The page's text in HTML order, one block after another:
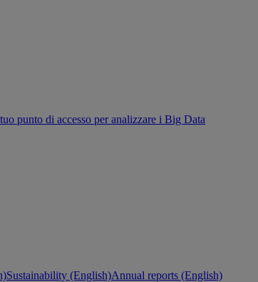
punto di accesso per analizzare i Big Data
Sustainability (English)Annual reports (English)